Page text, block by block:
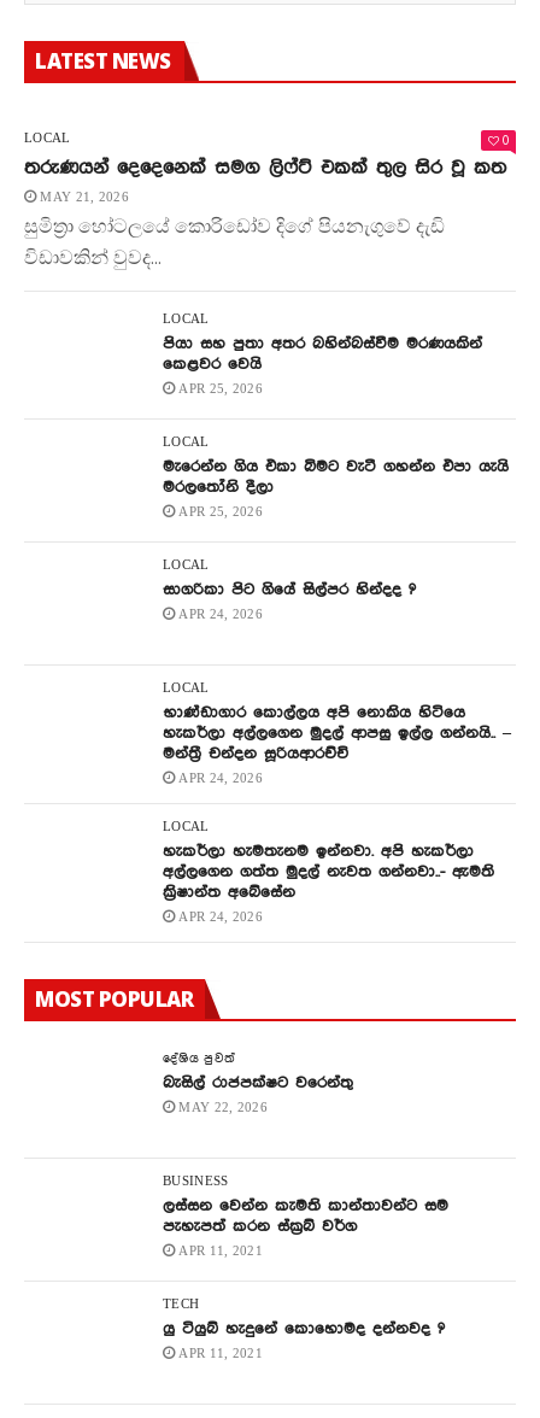
LATEST NEWS
LOCAL 0
තරුණයන් දෙදෙනෙක් සමග ලිෆ්ට් එකක් තුල සිර වූ කත
MAY 21, 2026
සුමිත්‍රා හෝටලයේ කොරිඩෝව දිගේ පියනැගුවේ දැඩි
විඩාවකින් වුවද...
LOCAL
පියා සහ පුතා අතර බහින්බස්වීම මරණයකින්
කෙළවර වෙයි
APR 25, 2026
LOCAL
මැරෙන්න ගිය එකා බිමට වැටී ගහන්න එපා යැයි
මරලතෝනි දීලා
APR 25, 2026
LOCAL
සාගරිකා පිට ගියේ සිල්පර හින්දද ?
APR 24, 2026
LOCAL
භාණ්ඩාගාර කොල්ලය අපි නොකිය හිටියෙ
හැකර්ලා අල්ලගෙන මුදල් ආපසු ඉල්ල ගන්නයි.. –
මන්ත්‍රී චන්දන සූරියආරච්චි
APR 24, 2026
LOCAL
හැකර්ලා හැමතැනම ඉන්නවා. අපි හැකර්ලා
අල්ලගෙන ගත්ත මුදල් නැවත ගන්නවා..- ඇමති
ක්‍රිෂාන්ත අබේසේන
APR 24, 2026
MOST POPULAR
දේශිය පුවත්
බැසිල් රාජපක්ෂට වරෙන්තු
MAY 22, 2026
BUSINESS
ලස්සන වෙන්න කැමති කාන්තාවන්ට සම
පැහැපත් කරන ස්ක්‍රබ් වර්ග
APR 11, 2021
TECH
යු ටියුබ් හැදුනේ කොහොමද දන්නවද ?
APR 11, 2021